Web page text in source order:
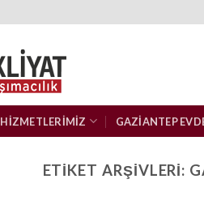
HIZMETLERIMIZ GAZIANTEP
ETIKET ARŞIVLERI: